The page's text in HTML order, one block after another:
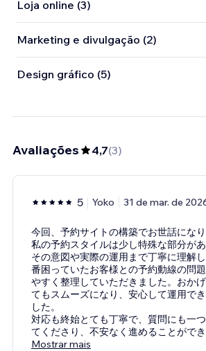
Loja online (3)
Marketing e divulgação (2)
Design gráfico (5)
Avaliações 4,7(3)
5 Yoko 31 de mar. de
今回、予約サイトの構築でお世話になり
私の予約スタイルは少し特殊な部分があ
その意図や実際の運用まで丁寧に理解
番困っていたお客様との予約動線の問
やすく整理していただきました。おか
てもスムーズになり、安心して運用で
した。
対応も終始とても丁寧で、質問にも一
てくださり、不安なく進めることがで
Mostrar mais